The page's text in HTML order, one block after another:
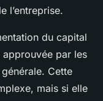
l’entreprise.
du capital
approuvée par les
Cette
mais si elle